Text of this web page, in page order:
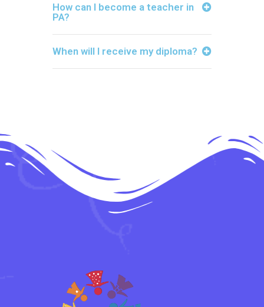
How can I become a teacher in
PA?
When will I receive my diploma?